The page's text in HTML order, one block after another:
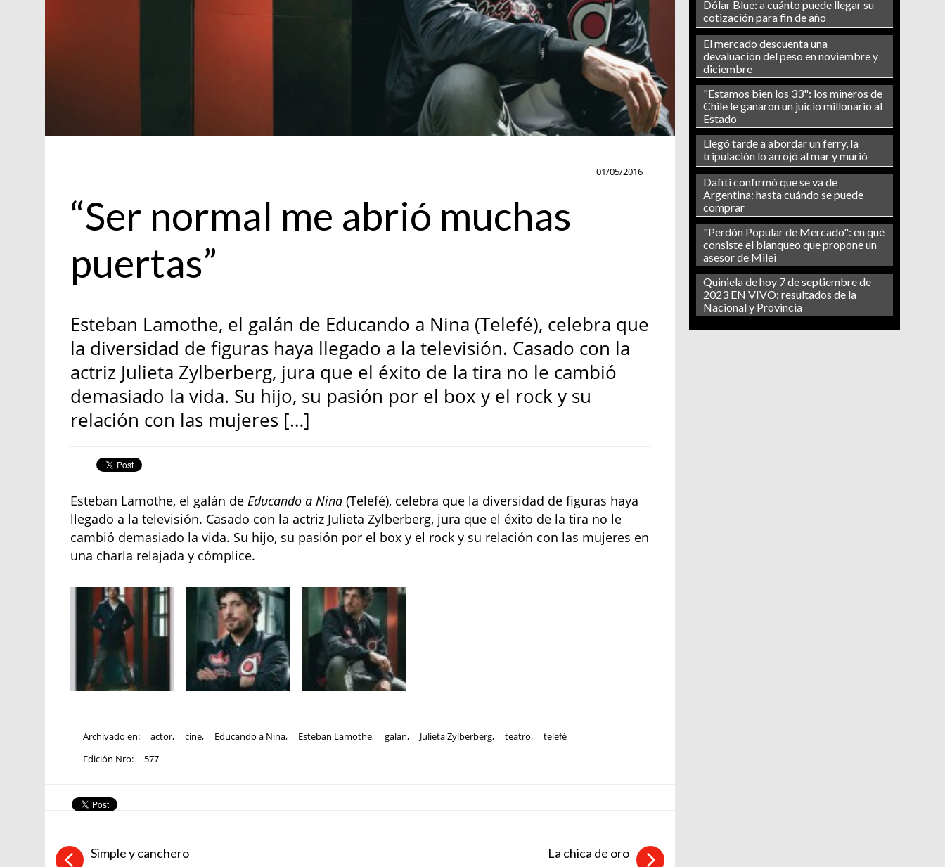
Dólar Blue: a cuánto puede llegar su
cotización para fin de año
El mercado descuenta una
devaluación del peso en noviembre y
diciembre
"Estamos bien los 33": los mineros de
Chile le ganaron un juicio millonario al
Estado
Llegó tarde a abordar un ferry, la
tripulación lo arrojó al mar y murió
Dafiti confirmó que se va de
Argentina: hasta cuándo se puede
comprar
"Perdón Popular de Mercado": en qué
consiste el blanqueo que propone un
asesor de Milei
Quiniela de hoy 7 de septiembre de
2023 EN VIVO: resultados de la
Nacional y Provincia
01/05/2016
“Ser normal me abrió muchas
puertas”
Esteban Lamothe, el galán de Educando a Nina (Telefé), celebra que
la diversidad de figuras haya llegado a la televisión. Casado con la
actriz Julieta Zylberberg, jura que el éxito de la tira no le cambió
demasiado la vida. Su hijo, su pasión por el box y el rock y su
relación con las mujeres […]
Esteban Lamothe, el galán deEducando a Nina (Telefé), celebra que la diversidad de figuras haya
llegado a la televisión. Casado con la actriz Julieta Zylberberg, jura que el éxito de la tira no le
cambió demasiado la vida. Su hijo, su pasión por el box y el rock y su relación con las mujeres en
una charla relajada y cómplice.
Archivado en: actor, cine, Educando a Nina, Esteban Lamothe, galán, Julieta Zylberberg, teatro,
telefé
Edición Nro:
577
Simple y canchero La chica de oro